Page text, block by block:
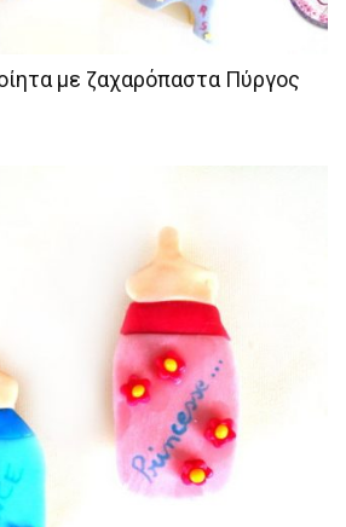
με ζαχαρόπαστα Πύργος